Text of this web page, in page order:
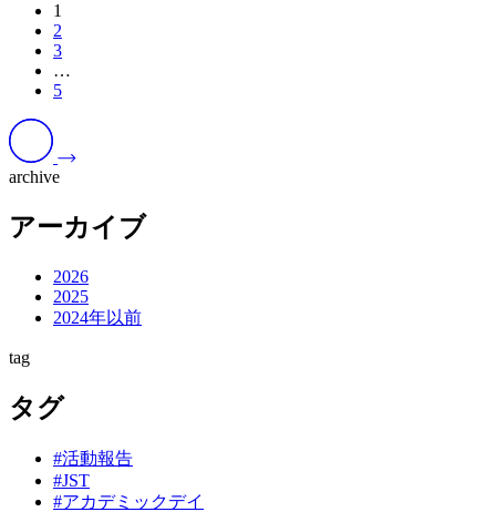
1
2
3
…
5
archive
アーカイブ
2026
2025
2024年以前
tag
タグ
#活動報告
#JST
#アカデミックデイ